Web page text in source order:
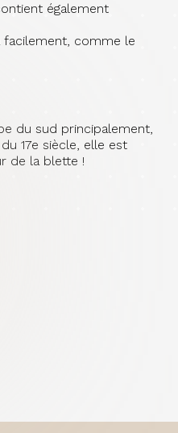
également
facilement, comme le
du sud principalement,
17e siècle, elle est
de la blette !